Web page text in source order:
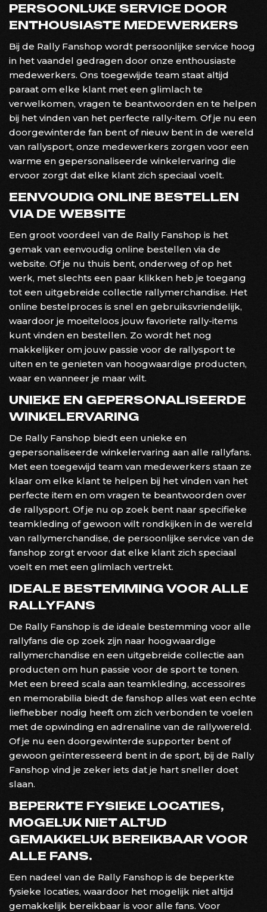
PERSOONLIJKE SERVICE DOOR
ENTHOUSIASTE MEDEWERKERS
Bij de Rally Fanshop wordt persoonlijke service hoog
in het vaandel gedragen door onze enthousiaste
medewerkers. Ons toegewijde team staat altijd
paraat om elke klant met een glimlach te
verwelkomen, vragen te beantwoorden en te helpen
bij het vinden van het perfecte rally-item. Of je nu een
doorgewinterde fan bent of nieuw bent in de wereld
van rallysport, onze medewerkers zorgen voor een
warme en gepersonaliseerde winkelervaring die
ervoor zorgt dat elke klant zich speciaal voelt.
EENVOUDIG ONLINE BESTELLEN
VIA DE WEBSITE
Een groot voordeel van de Rally Fanshop is het
gemak van eenvoudig online bestellen via de
website. Of je nu thuis bent, onderweg of op het
werk, met slechts een paar klikken heb je toegang
tot een uitgebreide collectie rallymerchandise. Het
online bestelproces is snel en gebruiksvriendelijk,
waardoor je moeiteloos jouw favoriete rally-items
kunt vinden en bestellen. Zo wordt het nog
makkelijker om jouw passie voor de rallysport te
uiten en te genieten van hoogwaardige producten,
waar en wanneer je maar wilt.
UNIEKE EN GEPERSONALISEERDE
WINKELERVARING
De Rally Fanshop biedt een unieke en
gepersonaliseerde winkelervaring aan alle rallyfans.
Met een toegewijd team van medewerkers staan ze
klaar om elke klant te helpen bij het vinden van het
perfecte item en om vragen te beantwoorden over
de rallysport. Of je nu op zoek bent naar specifieke
teamkleding of gewoon wilt rondkijken in de wereld
van rallymerchandise, de persoonlijke service van de
fanshop zorgt ervoor dat elke klant zich speciaal
voelt en met een glimlach vertrekt.
IDEALE BESTEMMING VOOR ALLE
RALLYFANS
De Rally Fanshop is de ideale bestemming voor alle
rallyfans die op zoek zijn naar hoogwaardige
rallymerchandise en een uitgebreide collectie aan
producten om hun passie voor de sport te tonen.
Met een breed scala aan teamkleding, accessoires
en memorabilia biedt de fanshop alles wat een echte
liefhebber nodig heeft om zich verbonden te voelen
met de opwinding en adrenaline van de rallywereld.
Of je nu een doorgewinterde supporter bent of
gewoon geïnteresseerd bent in de sport, bij de Rally
Fanshop vind je zeker iets dat je hart sneller doet
slaan.
BEPERKTE FYSIEKE LOCATIES,
MOGELIJK NIET ALTIJD
GEMAKKELIJK BEREIKBAAR VOOR
ALLE FANS.
Een nadeel van de Rally Fanshop is de beperkte
fysieke locaties, waardoor het mogelijk niet altijd
gemakkelijk bereikbaar is voor alle fans. Voor